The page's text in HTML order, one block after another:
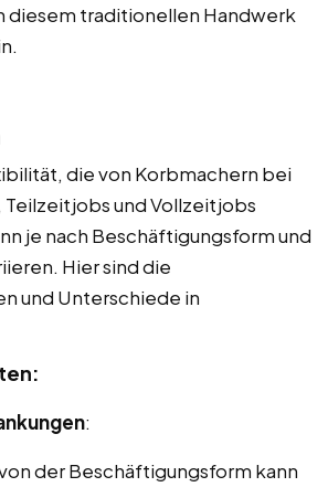
diesem traditionellen Handwerk
die von Korbmachern bei
und Vollzeitjobs
je nach Beschäftigungsform und
Hier sind die
und Unterschiede in
:
der Beschäftigungsform kann